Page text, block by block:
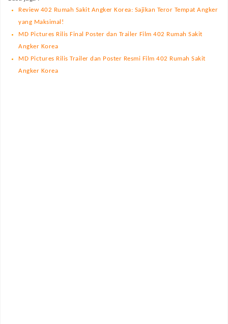
Review 402 Rumah Sakit Angker Korea: Sajikan Teror Tempat Angker
yang Maksimal!
MD Pictures Rilis Final Poster dan Trailer Film 402 Rumah Sakit
Angker Korea
MD Pictures Rilis Trailer dan Poster Resmi Film 402 Rumah Sakit
Angker Korea